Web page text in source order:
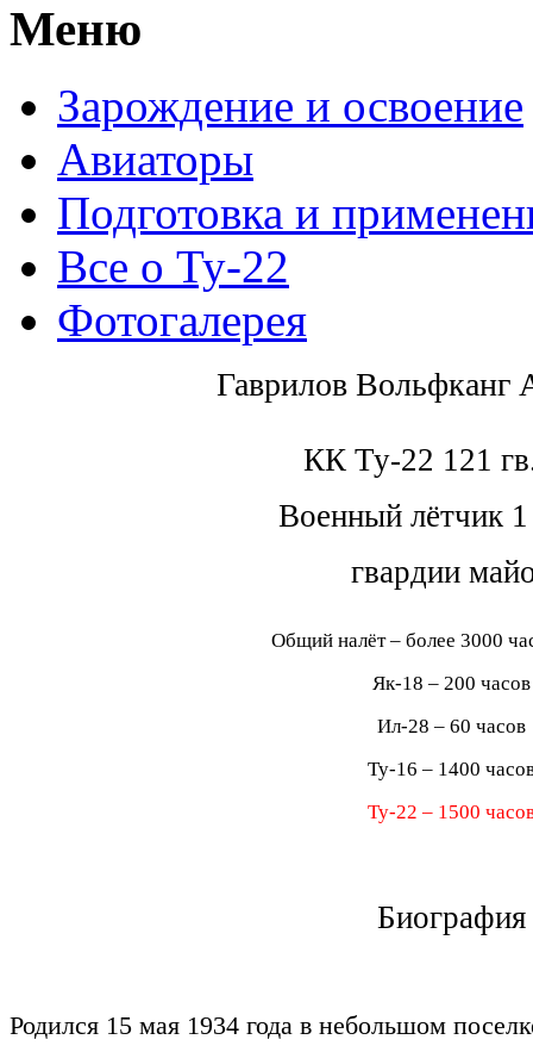
Меню
Зарождение и освоение
Авиаторы
Подготовка и
Все о Ту-22
Фотогалерея
Гаврилов Вольфканг
КК Ту-22 121
Военный лётчик 1
гвардии
Общий налёт – более 3000
Як-18 – 200 часов
Ил-28 – 60 часов
Ту-16 – 1400
Ту-22 – 1500
Биография
Родился 15 мая 1934 года в небольшом